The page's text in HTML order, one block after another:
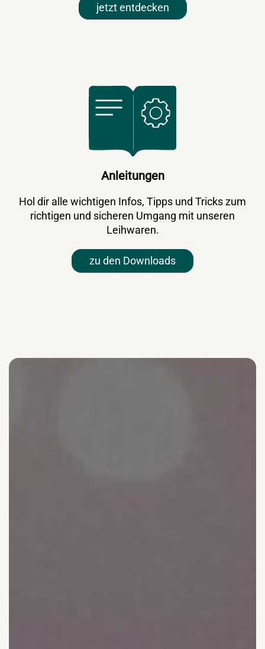
jetzt entdecken
Anleitungen
Hol dir alle wichtigen Infos, Tipps und Tricks zum
richtigen und sicheren Umgang mit unseren
Leihwaren.
zu den Downloads